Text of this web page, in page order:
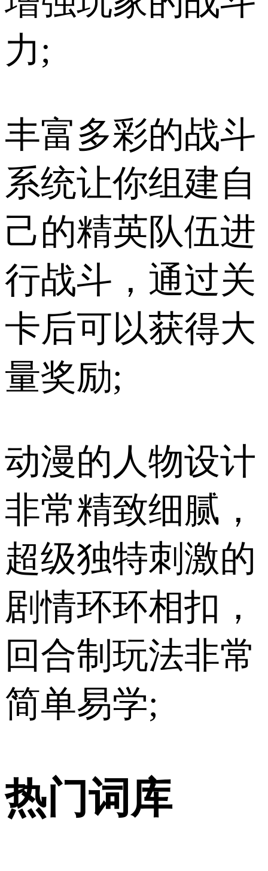
力;
丰富多彩的战斗
系统让你组建自
己的精英队伍进
行战斗，通过关
卡后可以获得大
量奖励;
动漫的人物设计
非常精致细腻，
超级独特刺激的
剧情环环相扣，
回合制玩法非常
简单易学;
热门词库